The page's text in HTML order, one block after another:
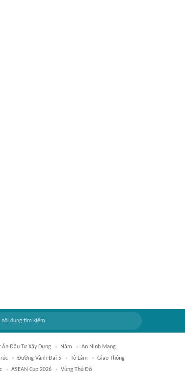
Án Đầu Tư Xây Dựng Năm
An Ninh Mạng
Đường Vành Đai 5 Tô Lâm
Giao Thông
ASEAN Cup 2026 Vùng Thủ Đô